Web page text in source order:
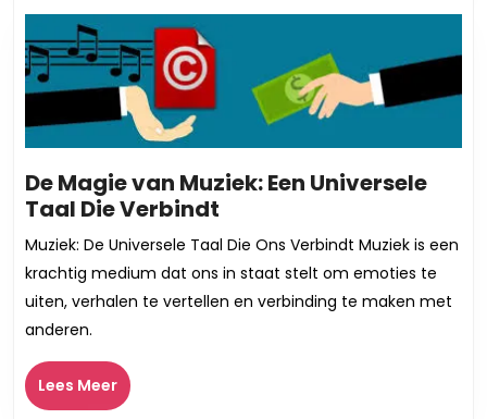
De Magie van Muziek: Een Universele
Taal Die Verbindt
Magie
van
Muziek:
Een
Muziek: De Universele Taal Die Ons Verbindt Muziek is een
krachtig medium dat ons in staat stelt om emoties te
uiten, verhalen te vertellen en verbinding te maken met
anderen.
Lees MeerLees
Meer